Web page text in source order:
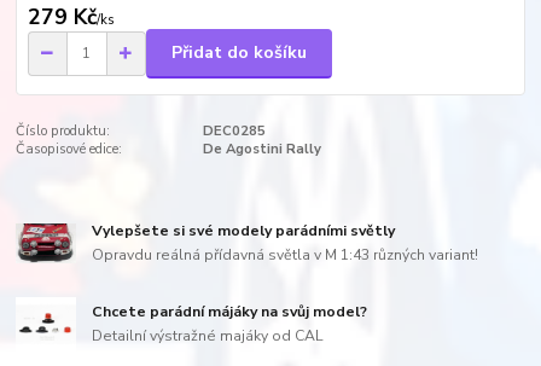
279 Kč/ks
Přidat do košíku
Číslo produktu:
DEC0285
Časopisové edice:
De Agostini Rally
Vylepšete si své modely parádními světly
Opravdu reálná přídavná světla v M 1:43 různých variant!
Chcete parádní májáky na svůj model?
Detailní výstražné majáky od CAL